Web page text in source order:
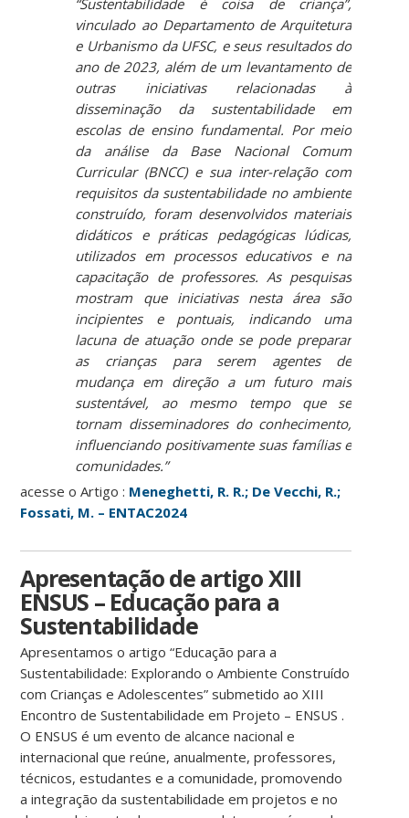
“Sustentabilidade é coisa de criança”,
vinculado ao Departamento de Arquitetura
e Urbanismo da UFSC, e seus resultados do
ano de 2023, além de um levantamento de
outras iniciativas relacionadas à
disseminação da sustentabilidade em
escolas de ensino fundamental. Por meio
da análise da Base Nacional Comum
Curricular (BNCC) e sua inter-relação com
requisitos da sustentabilidade no ambiente
construído, foram desenvolvidos materiais
didáticos e práticas pedagógicas lúdicas,
utilizados em processos educativos e na
capacitação de professores. As pesquisas
mostram que iniciativas nesta área são
incipientes e pontuais, indicando uma
lacuna de atuação onde se pode preparar
as crianças para serem agentes de
mudança em direção a um futuro mais
sustentável, ao mesmo tempo que se
tornam disseminadores do conhecimento,
influenciando positivamente suas famílias e
comunidades.”
acesse o Artigo : Meneghetti, R. R.; De Vecchi, R.;
Fossati, M. – ENTAC2024
Apresentação de artigo XIII
ENSUS – Educação para a
Sustentabilidade
Apresentamos o artigo “Educação para a
Sustentabilidade: Explorando o Ambiente Construído
com Crianças e Adolescentes” submetido ao XIII
Encontro de Sustentabilidade em Projeto – ENSUS .
O ENSUS é um evento de alcance nacional e
internacional que reúne, anualmente, professores,
técnicos, estudantes e a comunidade, promovendo
a integração da sustentabilidade em projetos e no